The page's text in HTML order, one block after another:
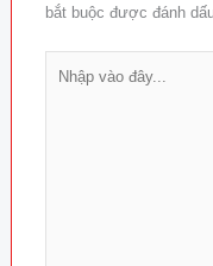
bắt buộc được đánh